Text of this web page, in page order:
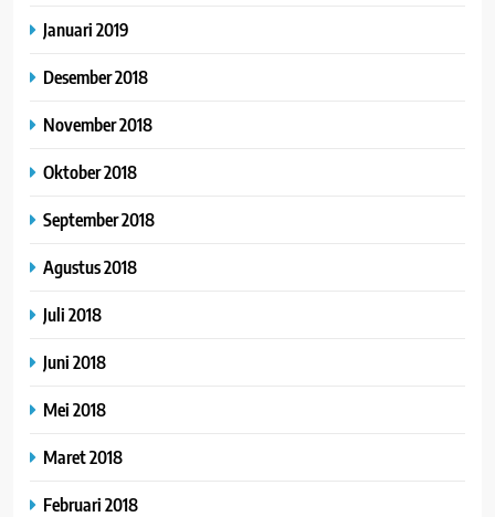
Januari 2019
Desember 2018
November 2018
Oktober 2018
September 2018
Agustus 2018
Juli 2018
Juni 2018
Mei 2018
Maret 2018
Februari 2018